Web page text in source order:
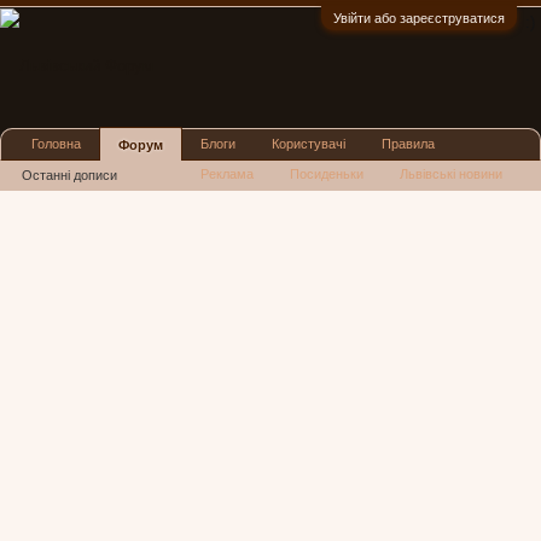
Увійти або зареєструватися
Головна Форум
Останні дописи
Блоги Користувачі Правила
Реклама Посиденьки Львівські новини